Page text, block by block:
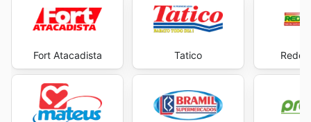
Fort Atacadista Tatico Rede